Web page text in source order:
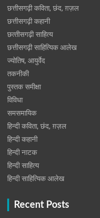
छत्तीसगढ़ी कविता, छंद, ग़ज़ल
छत्तीसगढ़ी कहानी
छत्‍तीसगढ़ी साहित्‍य
छत्तीसगढ़ी साहित्यिक आलेख
ज्योतिष, आयुर्वेद
तकनीकी
पुस्‍तक समीक्षा
विविधा
समसमायिक
हिन्दी कविता, छंद, ग़ज़ल
हिन्दी कहानी
हिन्‍दी नाटक
हिन्दी साहित्य
हिन्दी साहित्यिक आलेख
Recent Posts